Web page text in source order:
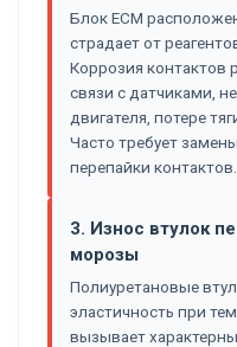
Блок ECM
страдает от
Коррозия контактов
связи с датчиками,
двигателя, потере
Часто требует
перепайки контактов.
3. Износ втулок
морозы
Полиуретановые
эластичность при
вызывает